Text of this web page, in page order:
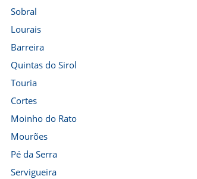
Sobral
Lourais
Barreira
Quintas do Sirol
Touria
Cortes
Moinho do Rato
Mourões
Pé da Serra
Servigueira